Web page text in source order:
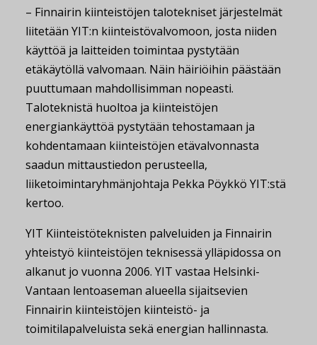
– Finnairin kiinteistöjen talotekniset järjestelmät
liitetään YIT:n kiinteistövalvomoon, josta niiden
käyttöä ja laitteiden toimintaa pystytään
etäkäytöllä valvomaan. Näin häiriöihin päästään
puuttumaan mahdollisimman nopeasti.
Taloteknistä huoltoa ja kiinteistöjen
energiankäyttöä pystytään tehostamaan ja
kohdentamaan kiinteistöjen etävalvonnasta
saadun mittaustiedon perusteella,
liiketoimintaryhmänjohtaja Pekka Pöykkö YIT:stä
kertoo.
YIT Kiinteistöteknisten palveluiden ja Finnairin
yhteistyö kiinteistöjen teknisessä ylläpidossa on
alkanut jo vuonna 2006. YIT vastaa Helsinki-
Vantaan lentoaseman alueella sijaitsevien
Finnairin kiinteistöjen kiinteistö- ja
toimitilapalveluista sekä energian hallinnasta.